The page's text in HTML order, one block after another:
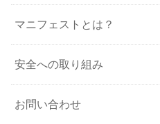
マニフェストとは？
安全への取り組み
お問い合わせ